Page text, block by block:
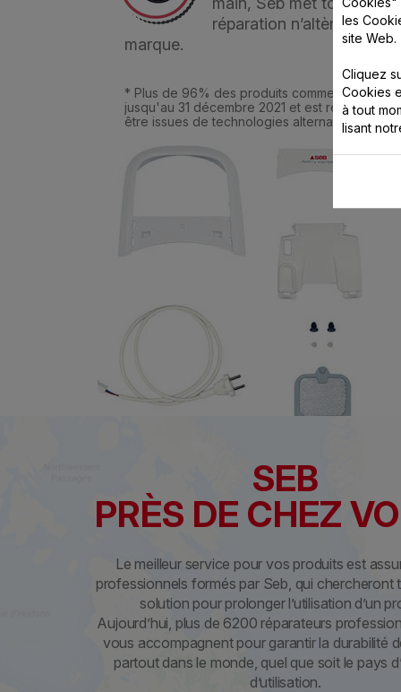
réparation n’altère en
marque.
* Plus de 96% des produits commercialisés
jusqu'au 31 décembre 2021 et est remplacé
être issues de technologies alternatives.
SEB
PRÈS DE CHEZ
Le meilleur service pour vos produits est
professionnels formés par Seb, qui chercheront
solution pour prolonger l’utilisation d’un
Aujourd’hui, plus de 6200 réparateurs
vous accompagnent pour garantir la durabilité
partout dans le monde, quel que soit le pays
d’utilisation.
les
site Web.
Cliquez
Cookies
à tout
lisant